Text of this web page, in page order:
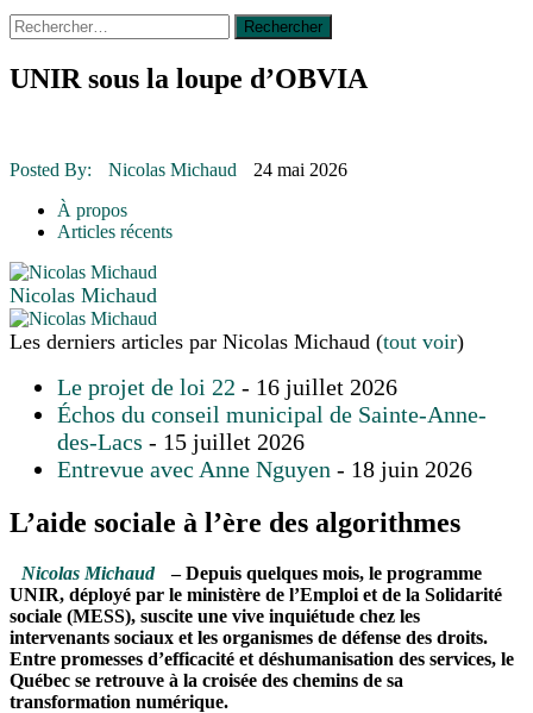
14 octobre 2015
La course de boîtes à savon du club
Le rendez-vous des bolides
30 juin 2015 | Fantaisie et créativité en mode jeunesse
16 juillet 2026 | ENVIRONNEMENT
16 juillet 2026
Rechercher :
UNIR sous la loupe d’OBVIA
Posted By: Nicolas Michaud
24 mai 2026
À propos
Articles récents
Nicolas Michaud
Les derniers articles par Nicolas Michaud (tout voir)
Le projet de loi 22 - 16 juillet 2026
Échos du conseil municipal de Sainte-Anne-
des-Lacs - 15 juillet 2026
Entrevue avec Anne Nguyen - 18 juin 2026
L’aide sociale à l’ère des algorithmes
Nicolas Michaud
– Depuis quelques mois, le programme
UNIR, déployé par le ministère de l’Emploi et de la Solidarité
sociale (MESS), suscite une vive inquiétude chez les
intervenants sociaux et les organismes de défense des droits.
Entre promesses d’efficacité et déshumanisation des services, le
Québec se retrouve à la croisée des chemins de sa
transformation numérique.